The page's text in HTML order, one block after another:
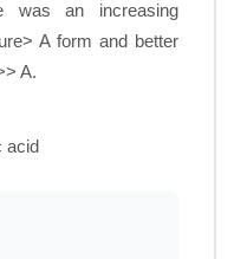
was an increasing
A form and better
A.
acid